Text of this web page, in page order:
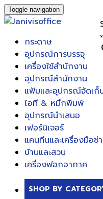
Toggle navigation
×
กระดาษ
อุปกรณ์การบรรจุ
เครื่องใช้สำนักงาน
อุปกรณ์สำนักงาน
แฟ้มและอุปกรณ์จัดเก็
ไอที & หมึกพิมพ์
อุปกรณ์นำเสนอ
เฟอร์นิเจอร์
แคนทีนและเครื่องมือช่
บ้านและสวน
เครื่องฟอกอากาศ
SHOP BY